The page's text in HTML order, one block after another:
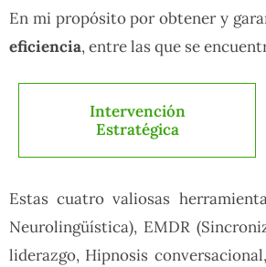
En mi propósito por obtener y
eficiencia, entre las que se
Intervención
Estratégica
Estas cuatro valiosas
Neurolingüística), EMDR
liderazgo, Hipnosis